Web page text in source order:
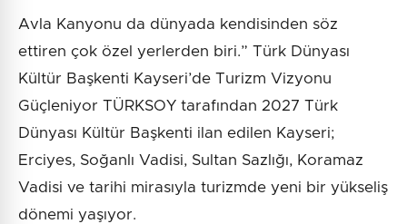
Avla Kanyonu da dünyada kendisinden söz
ettiren çok özel yerlerden biri.” Türk Dünyası
Kültür Başkenti Kayseri’de Turizm Vizyonu
Güçleniyor TÜRKSOY tarafından 2027 Türk
Dünyası Kültür Başkenti ilan edilen Kayseri;
Erciyes, Soğanlı Vadisi, Sultan Sazlığı, Koramaz
Vadisi ve tarihi mirasıyla turizmde yeni bir yükseliş
dönemi yaşıyor.